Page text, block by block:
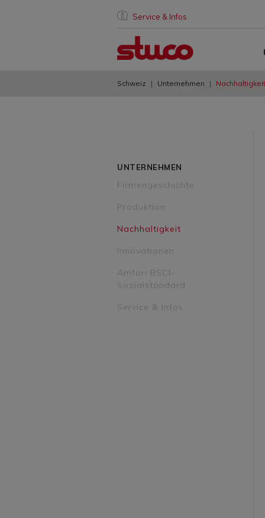
Service & Infos
Schweiz Unternehmen Nachhaltigkeit
UNTERNEHMEN
Firmengeschichte
Produktion
Nachhaltigkeit
Innovationen
Amfori BSCI-
Sozialstandard
Service & Infos